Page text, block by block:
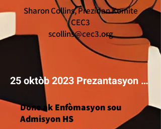
Sharon Collins, Prezidan Komite
CEC3
scollins@cec3.org
25 oktòb 2023 Prezantasyon admisyon MS & HS
Done ak Enfòmasyon sou
Admisyon HS